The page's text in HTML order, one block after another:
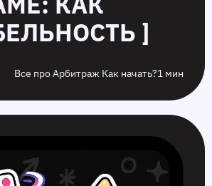
]
Все про Арбитраж Как начать?1 мин